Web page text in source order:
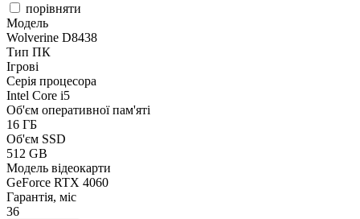
порівняти
Модель
Wolverine D8438
Тип ПК
Ігрові
Серія процесора
Intel Core i5
Об'єм оперативної пам'яті
16 ГБ
Об'єм SSD
512 GB
Модель відеокарти
GeForce RTX 4060
Гарантія, міс
36